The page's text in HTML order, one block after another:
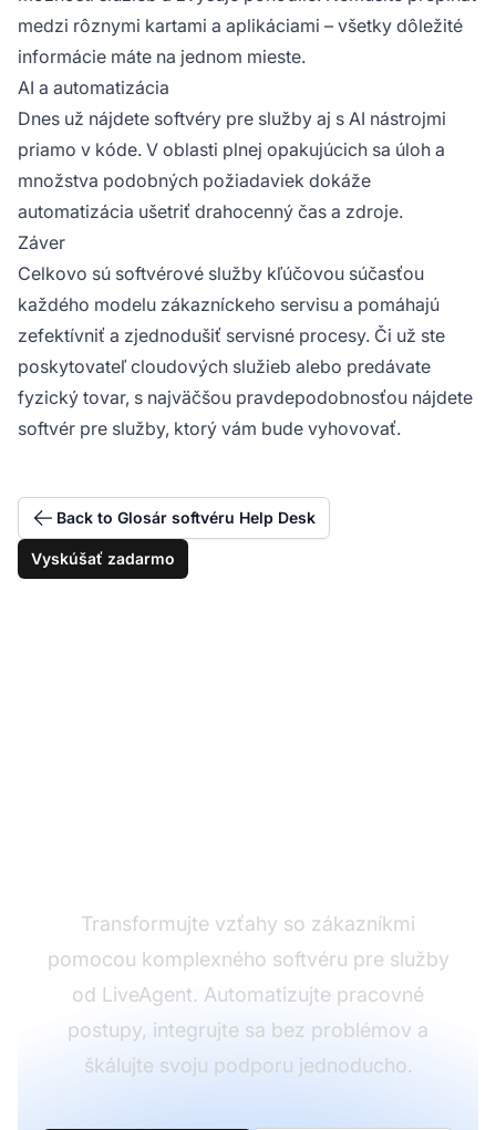
medzi rôznymi kartami a aplikáciami – všetky dôležité
informácie máte na jednom mieste.
AI a automatizácia
Dnes už nájdete softvéry pre služby aj s AI nástrojmi
priamo v kóde. V oblasti plnej opakujúcich sa úloh a
množstva podobných požiadaviek dokáže
automatizácia ušetriť drahocenný čas a zdroje.
Záver
Celkovo sú softvérové služby kľúčovou súčasťou
každého modelu zákazníckeho servisu a pomáhajú
zefektívniť a zjednodušiť servisné procesy. Či už ste
poskytovateľ cloudových služieb alebo predávate
fyzický tovar, s najväčšou pravdepodobnosťou nájdete
softvér pre služby, ktorý vám bude vyhovovať.
Back to Glosár softvéru Help Desk
Vyskúšať zadarmo
Transformujte vzťahy so zákazníkmi
pomocou komplexného softvéru pre služby
od LiveAgent. Automatizujte pracovné
postupy, integrujte sa bez problémov a
škálujte svoju podporu jednoducho.